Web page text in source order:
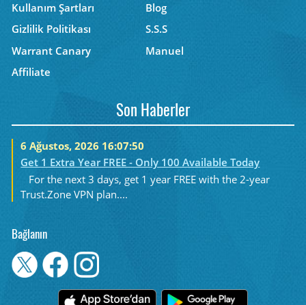
Kullanım Şartları
Blog
Gizlilik Politikası
S.S.S
Warrant Canary
Manuel
Affiliate
Son Haberler
6 Ağustos, 2026 16:07:50
Get 1 Extra Year FREE - Only 100 Available Today
For the next 3 days, get 1 year FREE with the 2-year
Trust.Zone VPN plan....
Bağlanın